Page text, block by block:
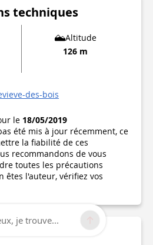
techniques
Altitude
126 m
des-bois
le 18/05/2019
été mis à jour récemment, ce
la fiabilité de ces
recommandons de vous
toutes les précautions
êtes l'auteur, vérifiez vos
je trouve...